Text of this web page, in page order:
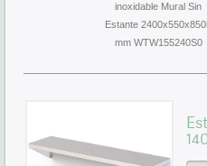
inoxidable Mural Sin
Estante
mm WTW155240S0